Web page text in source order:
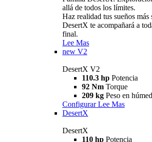
allá de todos los límites.
Haz realidad tus sueños
DesertX te acompañará a
final.
Lee Mas
new V2
DesertX V2
110.3 hp Potencia
92 Nm Torque
209 kg Peso en
Configurar Lee Mas
DesertX
DesertX
110 hp Potencia